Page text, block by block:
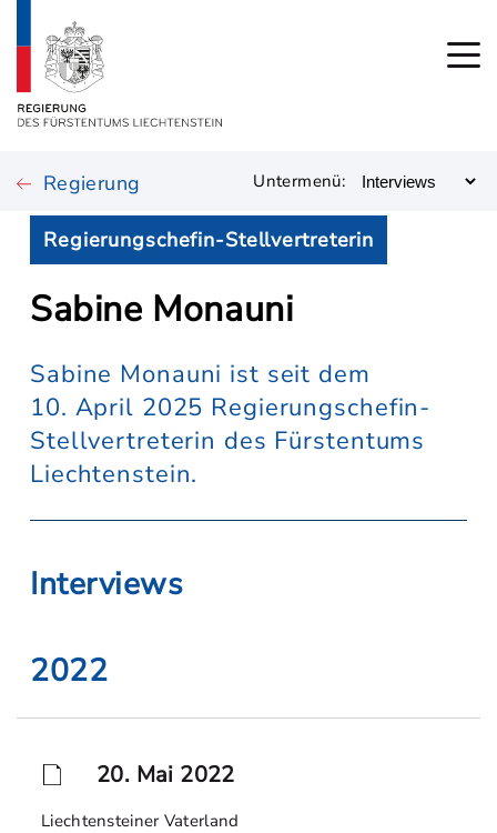
Regierung Untermenü:
Regierungschefin-Stellvertreterin
Sabine Monauni
Sabine Monauni ist seit dem
10. April 2025 Regierungschefin-
Stellvertreterin des Fürstentums
Liechtenstein.
Interviews
2022
Liechtensteiner Vaterland
20. Mai 2022